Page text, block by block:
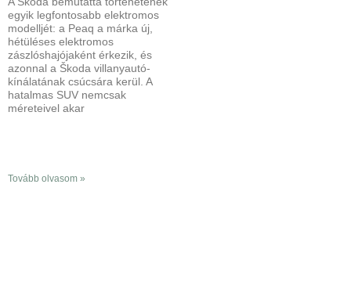
egyik legfontosabb elektromos
modelljét: a Peaq a márka új,
hétüléses elektromos
zászlóshajójaként érkezik, és
azonnal a Škoda villanyautó-
kínálatának csúcsára kerül. A
hatalmas SUV nemcsak
méreteivel akar
Tovább olvasom »